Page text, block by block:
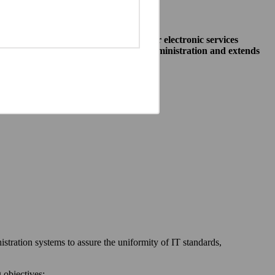
allow public institutions make their electronic services
to different systems of public administration and extends
between:
systems to assure the uniformity of IT standards,